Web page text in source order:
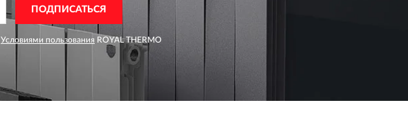
ПОДПИСАТЬСЯ
Условиями пользования ROYAL THERMO